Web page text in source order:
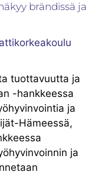
brändissä ja
tuottavuutta ja
-hankkeessa
ja
Hämeessä,
ja